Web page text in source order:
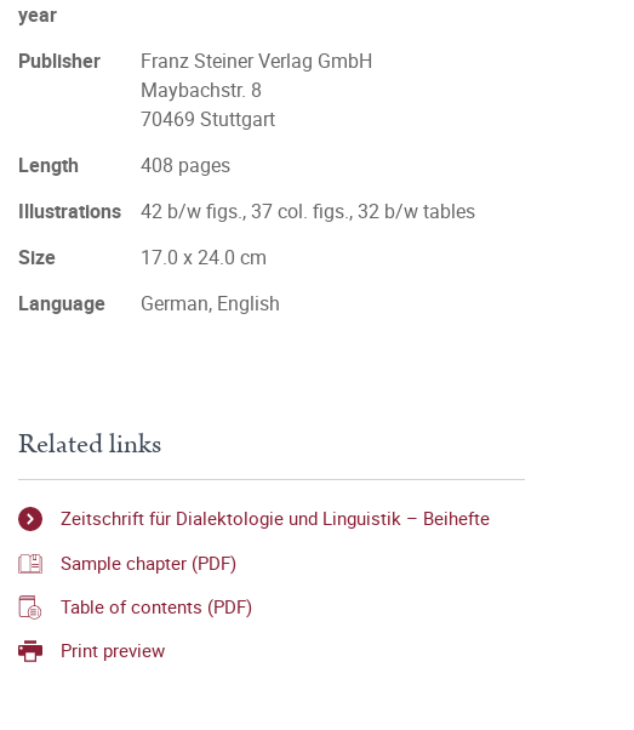
year
Publisher
Franz Steiner Verlag GmbH
Maybachstr. 8
70469 Stuttgart
Length
408 pages
Illustrations
42 b/w figs., 37 col. figs., 32 b/w tables
Size
17.0 x 24.0 cm
Language
German, English
Related links
Zeitschrift für Dialektologie und Linguistik – Beihefte
Sample chapter (PDF)
Table of contents (PDF)
Print preview